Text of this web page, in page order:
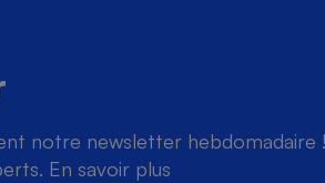
notre newsletter hebdomadaire
En savoir plus